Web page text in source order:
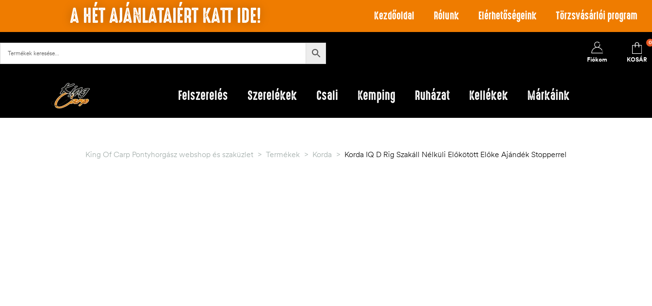
A HÉT AJÁNLATAIÉRT KATT IDE! Kezdőoldal Rólunk Elérhetőségeink Törzsvásárlói program
Fiókom KOSÁR
0
Felszerelés Szerelékek Csali Kemping Ruházat Kellékek Márkáink
King Of Carp Pontyhorgász webshop és szaküzlet > Termékek > Korda > Korda IQ D Rig Szakáll Nélküli Előkötött Előke Ajándék Stopperrel